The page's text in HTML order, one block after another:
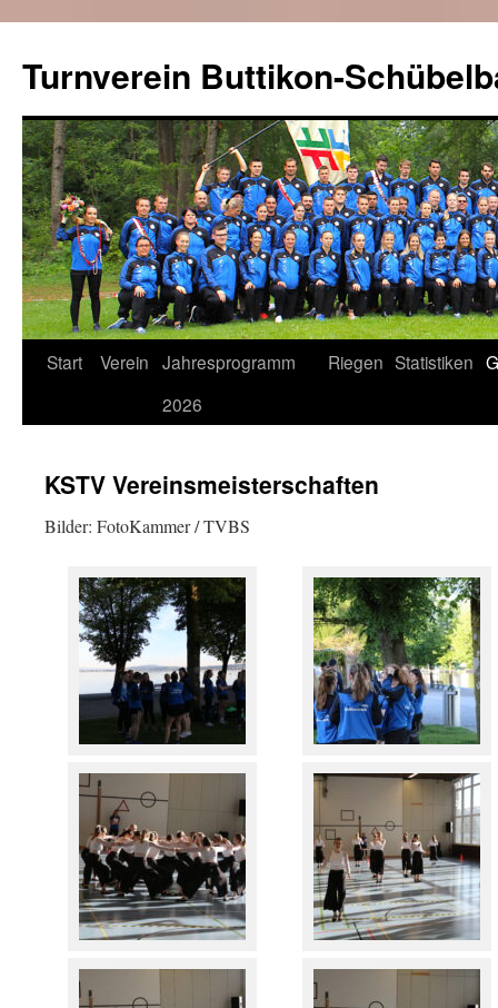
springen
Turnverein Buttikon-
Start Verein Jahresprogramm
2026
Riegen Statistiken
KSTV Vereinsmeisterschaften
Bilder: FotoKammer / TVBS